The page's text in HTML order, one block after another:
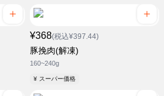
¥368(税込¥397.44)
豚挽肉(解凍)
160~240g
¥ スーパー価格